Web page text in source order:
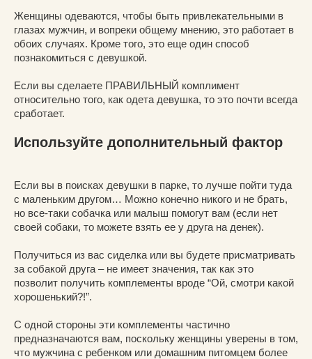
Женщины одеваются, чтобы быть привлекательными в
глазах мужчин, и вопреки общему мнению, это работает в
обоих случаях. Кроме того, это еще один способ
познакомиться с девушкой.
Если вы сделаете ПРАВИЛЬНЫЙ комплимент
относительно того, как одета девушка, то это почти всегда
сработает.
Используйте дополнительный фактор
Если вы в поисках девушки в парке, то лучше пойти туда
с маленьким другом… Можно конечно никого и не брать,
но все-таки собачка или малыш помогут вам (если нет
своей собаки, то можете взять ее у друга на денек).
Получиться из вас сиделка или вы будете присматривать
за собакой друга – не имеет значения, так как это
позволит получить комплементы вроде “Ой, смотри какой
хорошенький?!”.
С одной стороны эти комплементы частично
предназначаются вам, поскольку женщины уверены в том,
что мужчина с ребенком или домашним питомцем более